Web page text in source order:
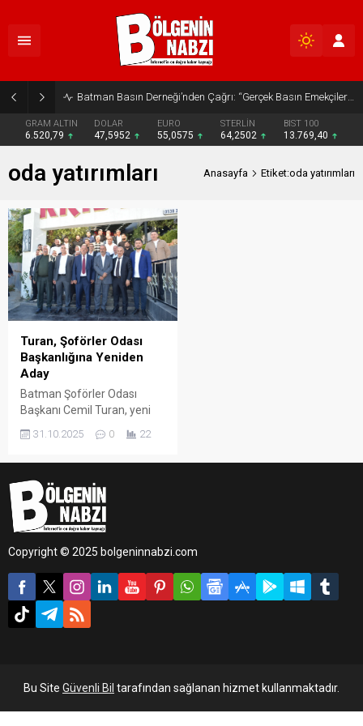
Batman Basın Derneği’nden Çağrı: “Gerçek Basın Emekçileri Desteklenmeli”
GRAM ALTIN
6.520,79
DOLAR
47,5952
EURO
55,0575
STERLİN
64,2502
BIST 100
13.769,40
oda yatırımları Anasayfa Etiket:oda yatırımları
Turan, Şoförler Odası
Başkanlığına Yeniden
Aday
Batman Şoförler Odası
Başkanı Cemil Turan, yeni
olduğunu duyurdu.
31.10.2025 0 22
Copyright © 2025 bolgeninnabzi.com
Bu Site Güvenli Bil tarafından sağlanan hizmet kullanmaktadır.